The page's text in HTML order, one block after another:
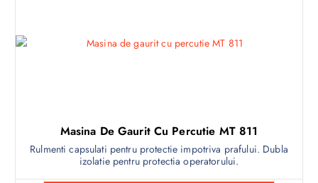
Masina De Gaurit Cu Percutie MT 811
Rulmenti capsulati pentru protectie impotriva prafului. Dubla
izolatie pentru protectia operatorului.